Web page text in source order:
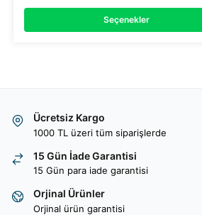
Seçenekler
Ücretsiz Kargo
1000 TL üzeri tüm siparişlerde
15 Gün İade Garantisi
15 Gün para iade garantisi
Orjinal Ürünler
Orjinal ürün garantisi